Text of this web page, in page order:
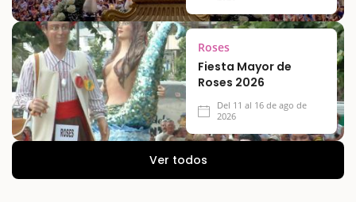
Roses
Fiesta Mayor de
Roses 2026
Del 11 al 16 de ago de
2026
Ver todos